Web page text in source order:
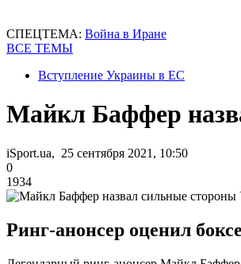
СПЕЦТЕМА: Война в Иране
ВСЕ ТЕМЫ
Вступление Украины в ЕС
Майкл Баффер
iSport.ua, 25 сентября 2021, 10:50
0
1934
Ринг-анонсер оценил